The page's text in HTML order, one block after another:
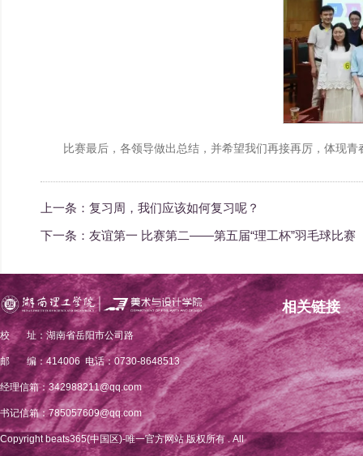
比赛最后，各领导做出总结，并希望我们再接再厉，体现青
上一条： 复习周，我们应该如何复习呢？
下一条： 友谊第一 比赛第二——第五届“理工杯”羽毛球比赛
校 址：湖南省岳阳市公司路
邮 编：414006 电话：0730-8648513
经理信箱：342988211@qq.com
书记信箱：785057609@qq.com
Copyright beats365(中国区)-唯一官方网站 版权所有 . All
相关链接